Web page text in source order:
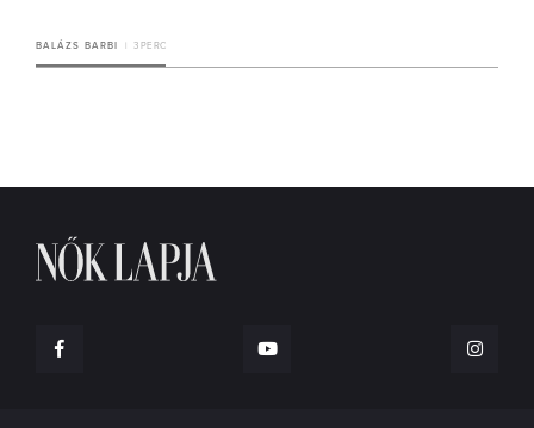
BALÁZS BARBI 3 PERC